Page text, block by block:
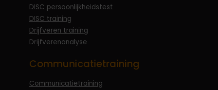
DISC persoonlijkheidstest
DISC training
Drijfveren training
Drijfverenanalyse
Communicatietraining
Communicatietraining